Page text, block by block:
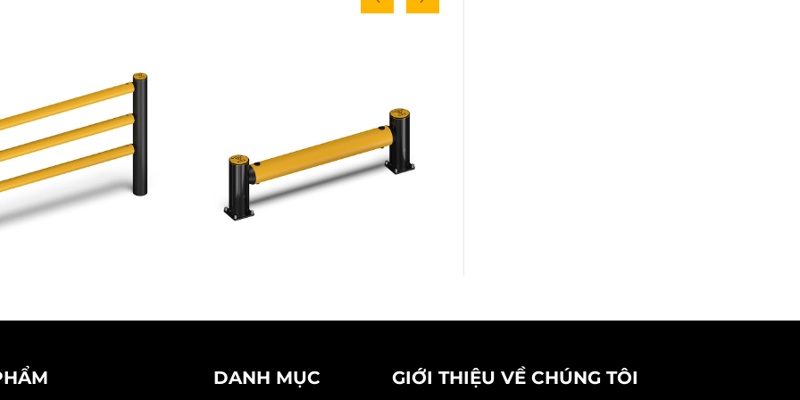
DANH MỤC GIỚI THIỆU VỀ CHÚNG TÔI